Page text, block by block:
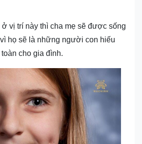
vị trí này thì cha mẹ sẽ được sống
họ sẽ là những người con hiếu
cho gia đình.